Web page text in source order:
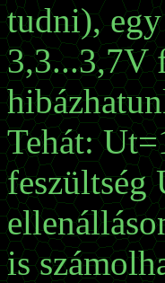
tudni),
3,3...3,7V
Tehát:
is